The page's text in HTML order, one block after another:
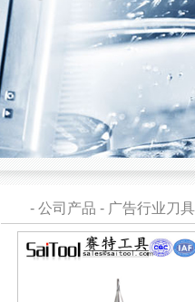
- 公司产品 - 广告行业刀具